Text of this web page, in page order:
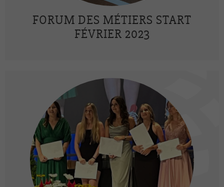
FORUM DES MÉTIERS START
FÉVRIER 2023